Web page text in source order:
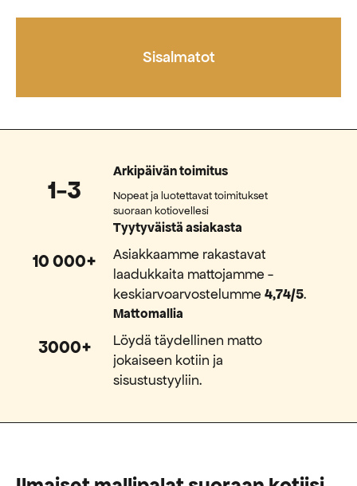
Sisalmatot
1-3
Arkipäivän toimitus
Nopeat ja luotettavat toimitukset
suoraan kotiovellesi
10 000+
Tyytyväistä asiakasta
Asiakkaamme rakastavat
laadukkaita mattojamme -
keskiarvoarvostelumme4,74/5.
3000+
Mattomallia
Löydä täydellinen matto
jokaiseen kotiin ja
sisustustyyliin.